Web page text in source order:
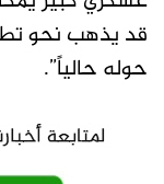
قد يذهب نحو
حوله حالياً”.